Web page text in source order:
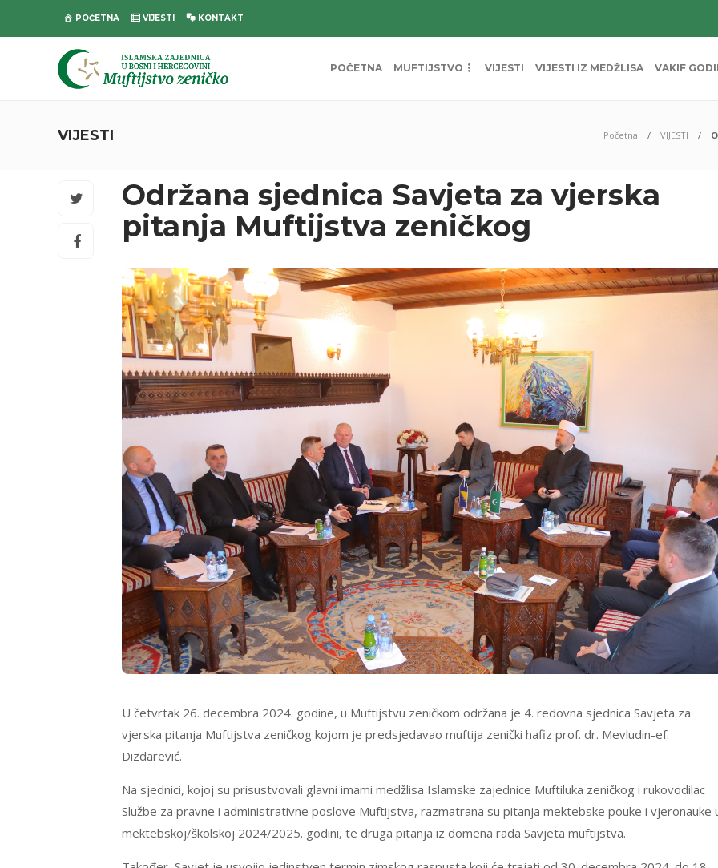
POČETNA VIJESTI KONTAKT
POČETNA MUFTIJSTVO VIJESTI VIJESTI IZ MEDŽLISA VAKIF
VIJESTI Početna VIJESTI
Održana sjednica Savjeta za vjerska
pitanja Muftijstva zeničkog
U četvrtak 26. decembra 2024. godine, u Muftijstvu zeničkom održana je 4. redovna sjednica Savjeta za
vjerska pitanja Muftijstva zeničkog kojom je predsjedavao muftija zenički hafiz prof. dr. Mevludin-ef.
Dizdarević.
Na sjednici, kojoj su prisustvovali glavni imami medžlisa Islamske zajednice Muftiluka zeničkog i rukovodilac
Službe za pravne i administrativne poslove Muftijstva, razmatrana su pitanja mektebske pouke i vjeronauke
mektebskoj/školskoj 2024/2025. godini, te druga pitanja iz domena rada Savjeta muftijstva.